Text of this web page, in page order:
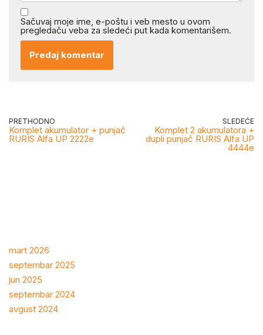
Sačuvaj moje ime, e-poštu i veb mesto u ovom
pregledaču veba za sledeći put kada komentarišem.
PRETHODNO
Komplet akumulator + punjač
RURIS Alfa UP 2222e
SLEDEĆE
Komplet 2 akumulatora +
dupli punjač RURIS Alfa UP
4444e
mart 2026
septembar 2025
jun 2025
septembar 2024
avgust 2024